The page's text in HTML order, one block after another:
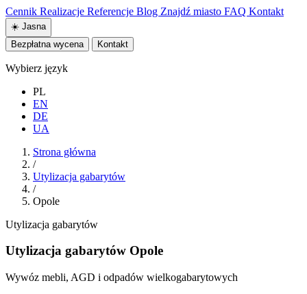
Cennik Realizacje Referencje Blog Znajdź miasto FAQ Kontakt
☀️ Jasna
Bezpłatna wycena
Kontakt
Wybierz język
PL
EN
DE
UA
Strona główna
/
Utylizacja gabarytów
/
Opole
Utylizacja gabarytów
Utylizacja gabarytów Opole
Wywóz mebli, AGD i odpadów wielkogabarytowych